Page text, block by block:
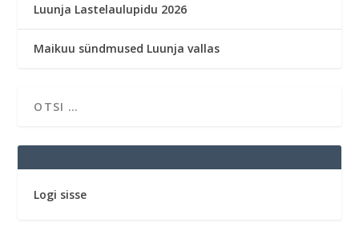
Luunja Lastelaulupidu 2026
Maikuu sündmused Luunja vallas
Logi sisse